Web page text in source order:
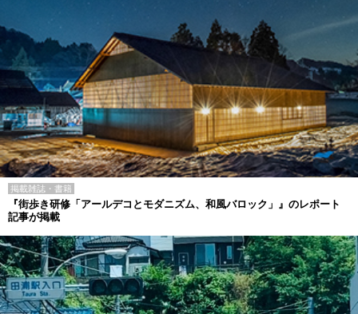
掲載雑誌・書籍
『街歩き研修「アールデコとモダニズム、和風バロック」』のレポート
記事が掲載